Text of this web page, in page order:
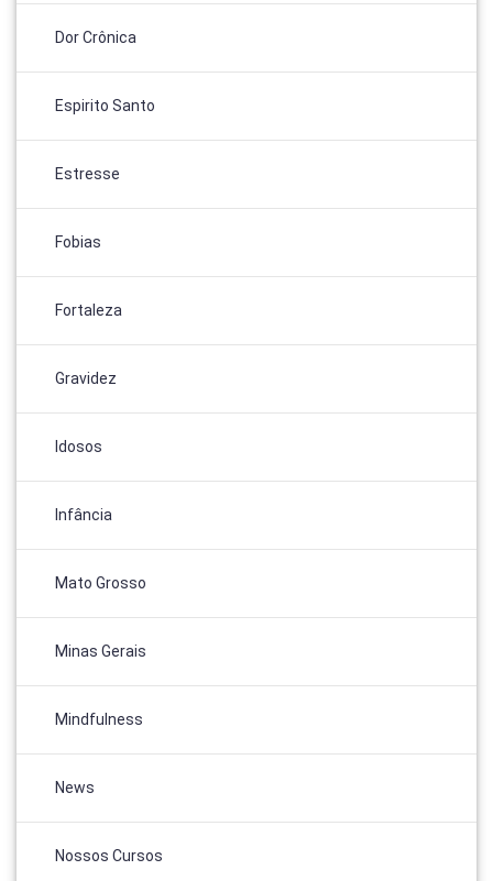
Dor Crônica
Espirito Santo
Estresse
Fobias
Fortaleza
Gravidez
Idosos
Infância
Mato Grosso
Minas Gerais
Mindfulness
News
Nossos Cursos